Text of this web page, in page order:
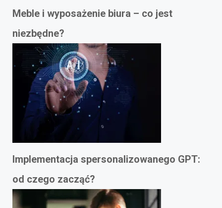
Meble i wyposażenie biura – co jest
niezbędne?
Implementacja spersonalizowanego GPT:
od czego zacząć?